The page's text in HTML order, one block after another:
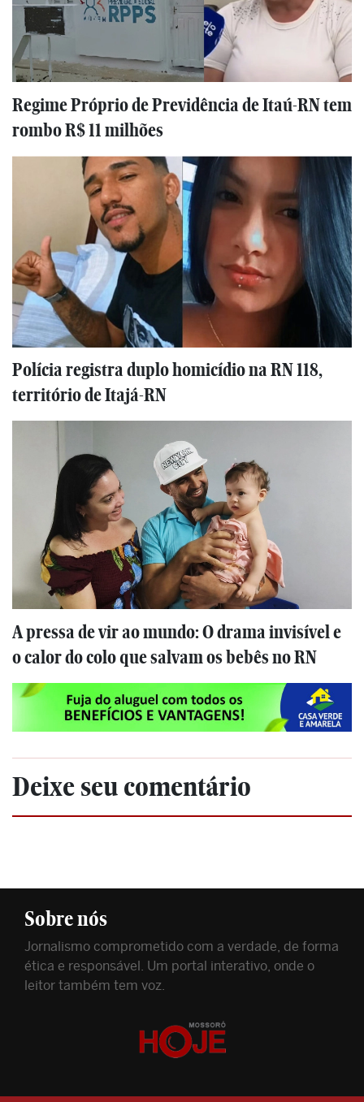
Regime Próprio de Previdência de Itaú-RN tem
rombo R$ 11 milhões
Polícia registra duplo homicídio na RN 118,
território de Itajá-RN
A pressa de vir ao mundo: O drama invisível e
o calor do colo que salvam os bebês no RN
Deixe seu comentário
Sobre nós
Jornalismo comprometido com a verdade, de forma
ética e responsável. Um portal interativo, onde o
leitor também tem voz.